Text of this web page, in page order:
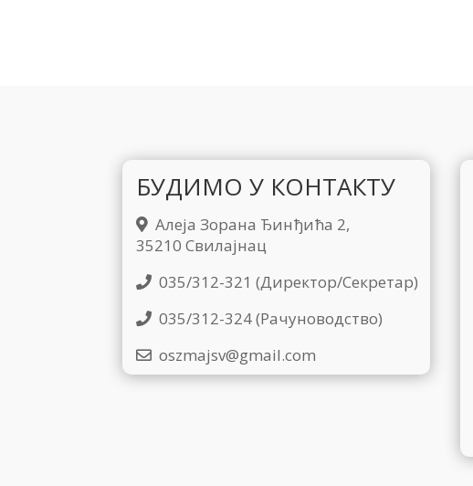
БУДИМО У КОНТАКТУ
Алеја Зорана Ђинђића 2,
35210 Свилајнац
035/312-321 (Директор/Секретар)
035/312-324 (Рачуноводство)
oszmajsv@gmail.com